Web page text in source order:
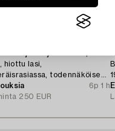
hiottu lasi,
todennäköisesti
luku.
6p 1 h
250 EUR